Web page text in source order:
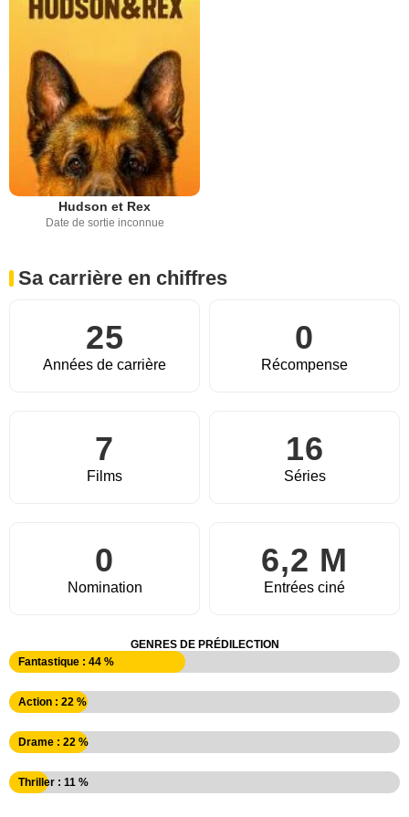
Hudson et Rex
Date de sortie inconnue
Sa carrière en chiffres
25
Années de carrière
0
Récompense
7
Films
16
Séries
0
Nomination
6,2 M
Entrées ciné
GENRES DE PRÉDILECTION
Fantastique : 44 %
Action : 22 %
Drame : 22 %
Thriller : 11 %